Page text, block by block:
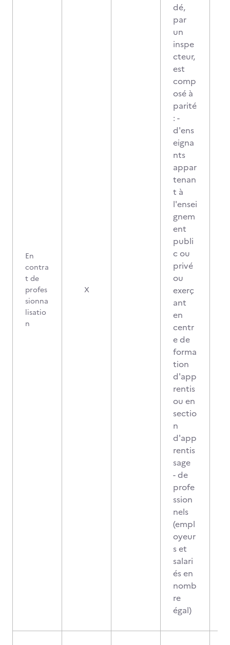
En
contra
t de
profes
sionna
lisatio
n
X
dé,
par
un
inspe
cteur,
est
comp
osé à
parité
: -
d'ens
eigna
nts
appar
tenan
t à
l'ensei
gnem
ent
publi
c ou
privé
ou
exerç
ant
en
centr
e de
forma
tion
d'app
rentis
ou en
sectio
n
d'app
rentis
sage
- de
profe
ssion
nels
(empl
oyeur
s et
salari
és en
nomb
re
égal)